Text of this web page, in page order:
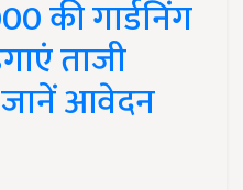
की गार्डनिंग
ताजी
जानें आवेदन